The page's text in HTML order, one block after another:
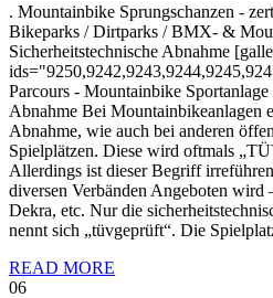
. Mountainbike Sprungschanzen -
Bikeparks / Dirtparks / BMX- &
Sicherheitstechnische Abnahme
Parcours - Mountainbike
Abnahme Bei Mountainbikeanlagen
Abnahme, wie auch bei anderen
Spielplätzen. Diese wird oftmals
Allerdings ist dieser Begriff
diversen Verbänden Angeboten
Dekra, etc. Nur die
nennt sich „tüvgeprüft“. Die
READ MORE
06